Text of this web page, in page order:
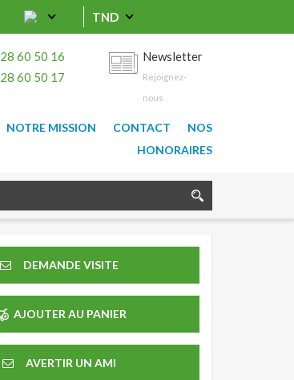
TND
28 60 50 16
28 60 50 17
Newsletter
Rejoignez-
nous
NOTRE MISSION CONTACT
NOS
HONORAIRES
DEMANDE VISITE
AJOUTER AU PANIER
AVERTIR UN AMI